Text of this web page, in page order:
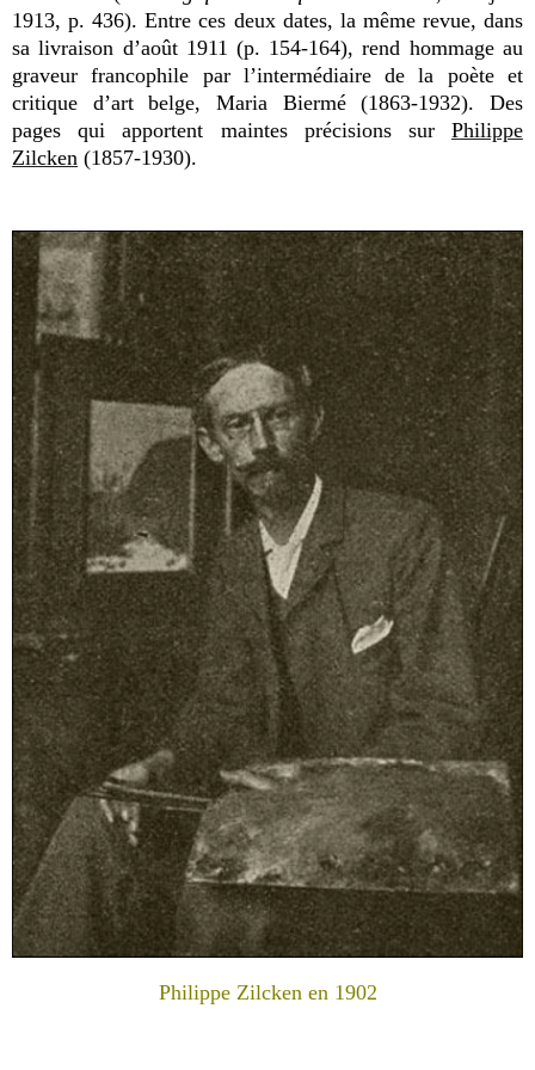
1913, p. 436). Entre ces deux dates, la même revue, dans
sa livraison d’août 1911 (p. 154-164), rend hommage au
graveur francophile par l’intermédiaire de la poète et
critique d’art belge, Maria Biermé (1863-1932). Des
pages qui apportent maintes précisions sur Philippe
Zilcken (1857-1930).
Philippe Zilcken en 1902